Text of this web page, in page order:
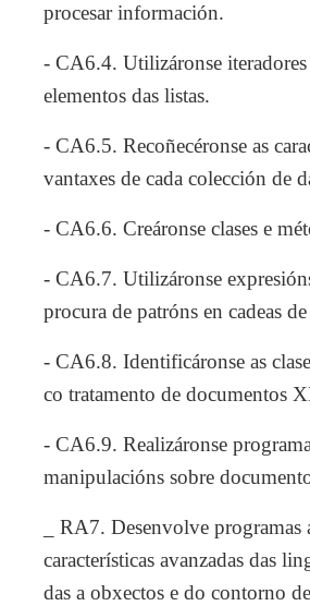
procesar información.
- CA6.4. Utilizáronse iteradores
elementos das listas.
- CA6.5. Recoñecéronse as
vantaxes de cada colección de
- CA6.6. Creáronse clases e
- CA6.7. Utilizáronse
procura de patróns en cadeas
- CA6.8. Identificáronse as
co tratamento de documentos
- CA6.9. Realizáronse
manipulacións sobre
_ RA7. Desenvolve programas
características avanzadas das
das a obxectos e do contorno